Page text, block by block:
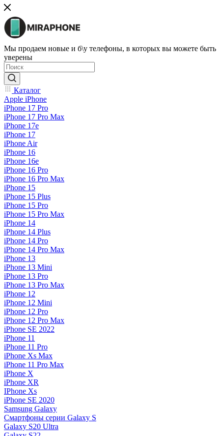
Мы продаем новые и б\у телефоны, в которых вы можете быть
уверены
Каталог
Apple iPhone
iPhone 17 Pro
iPhone 17 Pro Max
iPhone 17e
iPhone 17
iPhone Air
iPhone 16
iPhone 16e
iPhone 16 Pro
iPhone 16 Pro Max
iPhone 15
iPhone 15 Plus
iPhone 15 Pro
iPhone 15 Pro Max
iPhone 14
iPhone 14 Plus
iPhone 14 Pro
iPhone 14 Pro Max
iPhone 13
iPhone 13 Mini
iPhone 13 Pro
iPhone 13 Pro Max
iPhone 12
iPhone 12 Mini
iPhone 12 Pro
iPhone 12 Pro Max
iPhone SE 2022
iPhone 11
iPhone 11 Pro
iPhone Xs Max
iPhone 11 Pro Max
iPhone X
iPhone XR
IPhone Xs
iPhone SE 2020
Samsung Galaxy
Смартфоны серии Galaxy S
Galaxy S20 Ultra